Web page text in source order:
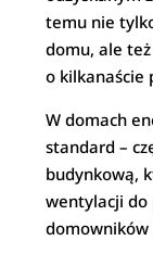
temu nie
domu, ale
o kilkanaście
W domach
standard –
budynkową,
wentylacji do
domowników